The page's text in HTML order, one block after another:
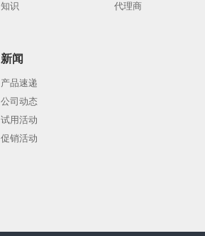
知识
代理商
新闻
产品速递
公司动态
试用活动
促销活动